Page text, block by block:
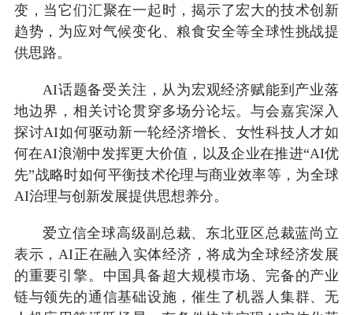
变，当它们汇聚在一起时，揭示了宏大的技术创新
趋势，为应对气候变化、粮食安全等全球性挑战提
供思路。
AI话题备受关注，从为宏观经济赋能到产业落
地边界，相关讨论贯穿多场分论坛。与会嘉宾深入
探讨AI如何驱动新一轮经济增长、女性科技人才如
何在AI浪潮中发挥更大价值，以及企业在推进“AI优
先”战略时如何平衡技术伦理与商业效率等，为全球
AI治理与创新发展提供思想养分。
爱立信全球高级副总裁、东北亚区总裁蓝尚立
表示，AI正在融入实体经济，将成为全球经济发展
的重要引擎。中国具备超大规模市场、完备的产业
链与领先的通信基础设施，催生了机器人集群、无